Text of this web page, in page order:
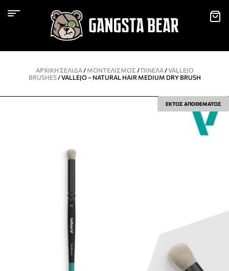
ΑΡΧΙΚΉ ΣΕΛΊΔΑ/ ΜΟΝΤΕΛΙΣΜΌΣ / ΠΙΝΈΛΑ/VALLEJO
BRUSHES/ VALLEJO – NATURAL HAIR MEDIUM DRY BRUSH
ΕΚΤΟΣ ΑΠΟΘΕΜΑΤΟΣ